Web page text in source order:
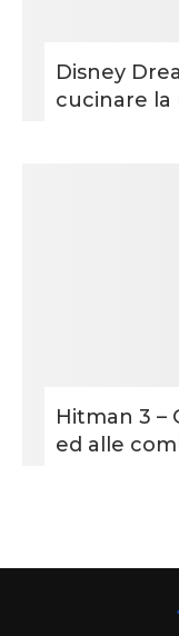
Disney
cucinare la
Hitman 3 –
ed alle